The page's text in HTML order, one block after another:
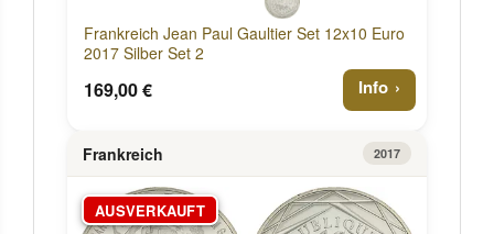
Frankreich Jean Paul Gaultier Set 12x10 Euro
2017 Silber Set 2
169,00 € Info
Frankreich 2017
AUSVERKAUFT